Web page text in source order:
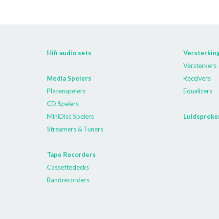
Hifi audio sets
Media Spelers
Platenspelers
CD Spelers
MiniDisc Spelers
Streamers & Tuners
Tape Recorders
Cassettedecks
Bandrecorders
Versterkers
Receivers
Equalizers